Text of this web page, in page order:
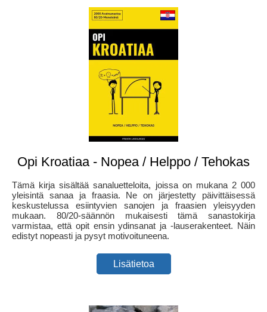
Opi Kroatiaa - Nopea / Helppo / Tehokas
Tämä kirja sisältää sanaluetteloita, joissa on mukana 2 000
yleisintä sanaa ja fraasia. Ne on järjestetty päivittäisessä
keskustelussa esiintyvien sanojen ja fraasien yleisyyden
mukaan. 80/20-säännön mukaisesti tämä sanastokirja
varmistaa, että opit ensin ydinsanat ja -lauserakenteet. Näin
edistyt nopeasti ja pysyt motivoituneena.
Lisätietoa